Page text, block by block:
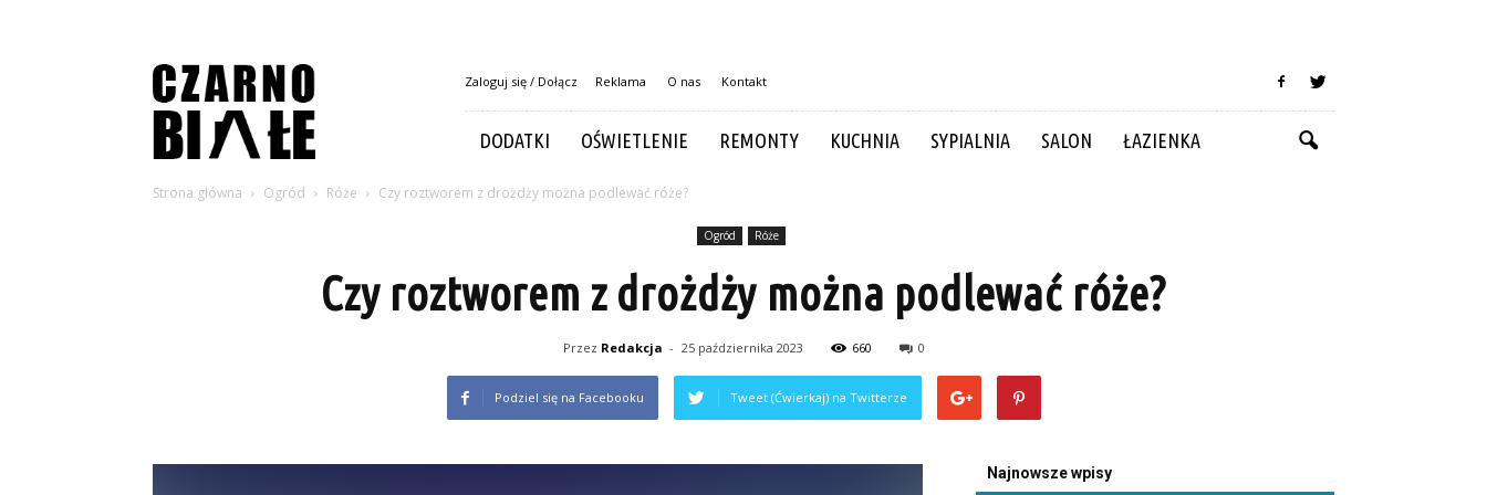
CzarnoBiale.pl
Zaloguj się / Dołącz Reklama O nas Kontakt
DODATKI OŚWIETLENIE REMONTY KUCHNIA SYPIALNIA SALON ŁAZIENKA
Strona główna Ogród Róże Czy roztworem z drożdży można podlewać róże?
Ogród Róże
Czy roztworem z drożdży można podlewać róże?
Przez Redakcja - 25 października 2023 660 0
Podziel się na Facebooku Tweet (Ćwierkaj) na Twitterze
Najnowsze wpisy